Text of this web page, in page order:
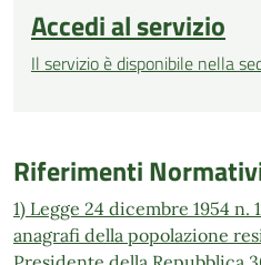
Accedi al servizio
Il servizio è disponibile nella
Riferimenti
1) Legge 24 dicembre 1954
anagrafi della popolazione